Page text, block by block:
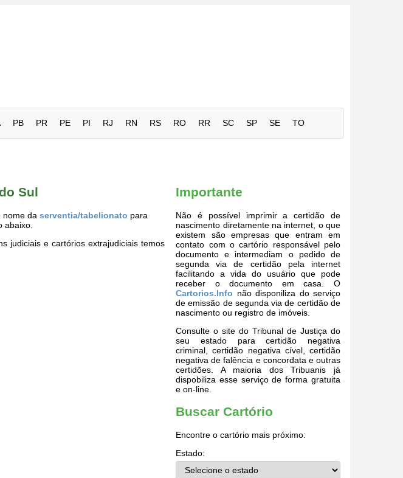
PB PR PE PI RJ RN RS RO RR SC SP SE TO
Sul
nome daserventia/tabelionato para
abaixo.
judiciais e cartórios extrajudiciais temos
Importante
Não é possível imprimir a certidão de
nascimento diretamente na internet, o que
existem são empresas que entram em
contato com o cartório responsável pelo
documento e intermediam o pedido de
segunda via de certidão pela internet
facilitando a vida do usuário que pode
receber o documento em casa. O
Cartorios.Info não disponiliza do serviço
de emissão de segunda via de certidão de
nascimento ou registro de imóveis.
Consulte o site do Tribunal de Justiça do
seu estado para certidão negativa
criminal, certidão negativa cível, certidão
negativa de falência e concordata e outras
certidões. A maioria dos Tribuanis já
dispobiliza esse serviço de forma gratuita
e on-line.
Buscar Cartório
Encontre o cartório mais próximo:
Estado: